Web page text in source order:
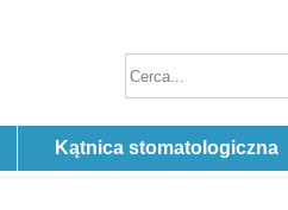
Kątnica stomatologiczna